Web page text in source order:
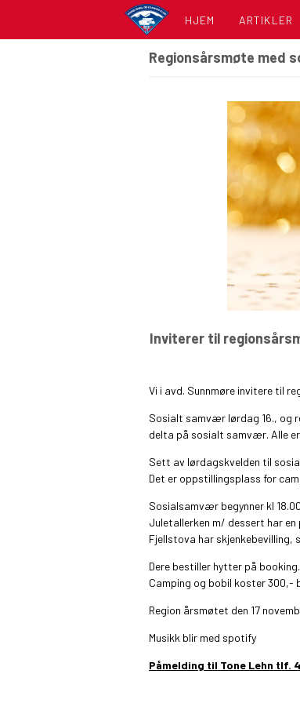
HJEM ARTIKLER
Regionsårsmøte med
Inviterer til
Vi i avd. Sunnmøre invitere til
Sosialt samvær lørdag 16., og
delta på sosialt samvær. Alle er
Sett av lørdagskvelden til
Det er oppstillingsplass for
Sosialsamvær begynner kl
Juletallerken m/ dessert har
Fjellstova har
Dere bestiller hytter på
Camping og bobil koster 300,-
Region årsmøtet den 17
Musikk blir med spotify
Påmelding til Tone Lehn tlf.